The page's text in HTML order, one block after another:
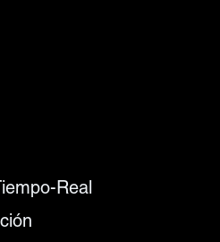
Real